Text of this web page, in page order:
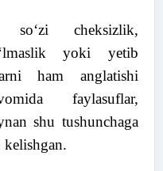
so‘zi cheksizlik,
yoki yetib
ham anglatishi
faylasuflar,
shu tushunchaga